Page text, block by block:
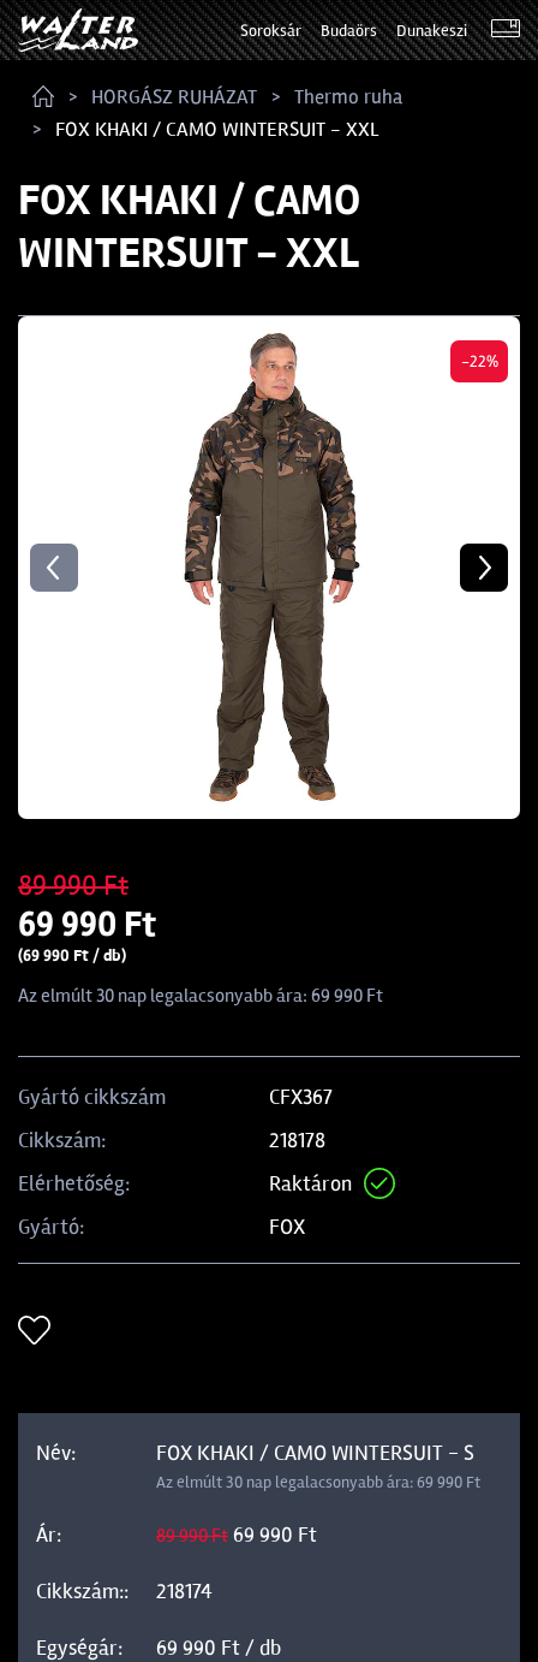
Soroksár Budaörs Dunakeszi
HORGÁSZ RUHÁZAT
Thermo ruha
FOX KHAKI / CAMO WINTERSUIT - XXL
FOX KHAKI / CAMO
WINTERSUIT - XXL
-22%
89 990 Ft
69 990 Ft
(69 990 Ft / db)
Az elmúlt 30 nap legalacsonyabb ára: 69 990 Ft
Gyártó cikkszám
CFX367
Cikkszám:
218178
Elérhetőség:
Raktáron
Gyártó:
FOX
FOX KHAKI / CAMO WINTERSUIT - S
Az elmúlt 30 nap legalacsonyabb ára: 69 990 Ft
89 990 Ft 69 990 Ft
218174
69 990 Ft / db